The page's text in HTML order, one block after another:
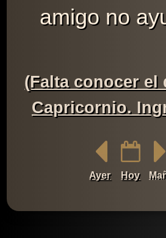
amigo no
(Falta conocer el
Capricornio.
Ayer Hoy